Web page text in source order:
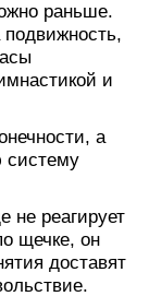
раньше.
подвижность,
и
а
систему
реагирует
щечке, он
доставят